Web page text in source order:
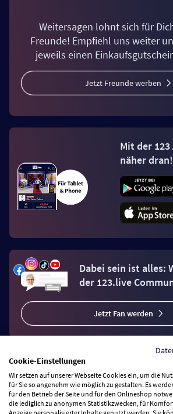
Weitersagen lohnt sich für
Freunde! Empfiehl uns weiter
jeweils einen
Jetzt Freunde werben
Mit der 123
näher dran!
Dabei sein ist alles:
der 123.live
Jetzt Fan werden
Vertrag widerrufen
Cookie-Einstellungen
Wir setzen auf unserer Webseite Cookies ein, um die
für Sie so angenehm wie möglich zu gestalten. Es
für den Betrieb der Seite und für den Onlineshop
die lediglich zu anonymen Statistikzwecken, für